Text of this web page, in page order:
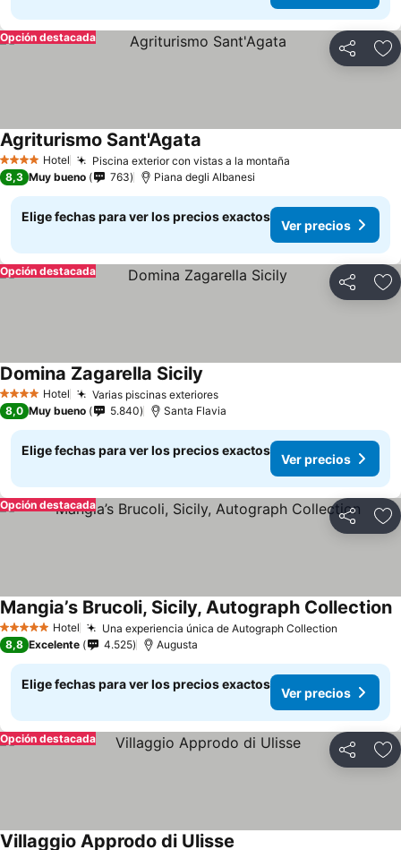
Compartir
Opción destacada
4 EstrellasHotel Piscina exterior con vistas a la montaña
Agriturismo Sant'Agata
8,3 Muy bueno 763 Piana degli Albanesi
Elige fechas para ver los precios exactos
Ver precios
Compartir
Opción destacada
4 EstrellasHotel Varias piscinas exteriores
Domina Zagarella Sicily
8,0 Muy bueno 5.840 Santa Flavia
Elige fechas para ver los precios exactos
Ver precios
Compartir
Opción destacada
5 Estrellas Hotel Una experiencia única de Autograph Collection
Mangia’s Brucoli, Sicily, Autograph Collection
8,8 Excelente 4.525 Augusta
Elige fechas para ver los precios exactos
Ver precios
Compartir
Opción destacada
Villaggio Approdo di Ulisse